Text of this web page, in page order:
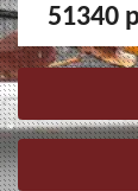
51340